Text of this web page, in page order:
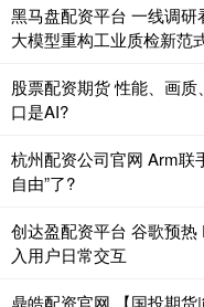
黑马盘配资平台 一线调研
大模型重构工业质检新范
股票配资期货 性能、画质
口是AI?
杭州配资公司官网 Arm联
自由”了?
创达盈配资平台 谷歌预热
入用户日常交互
鼎皓配资官网 【国投期货